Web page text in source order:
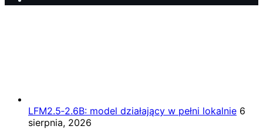
LFM2.5‑2.6B: model działający w pełni lokalnie 6
sierpnia, 2026